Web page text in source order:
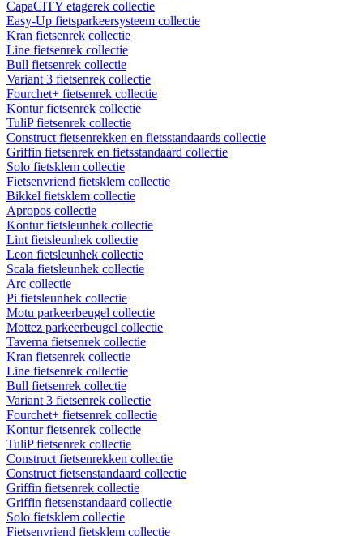
CapaCITY etagerek collectie
Easy-Up fietsparkeersysteem collectie
Kran fietsenrek collectie
Line fietsenrek collectie
Bull fietsenrek collectie
Variant 3 fietsenrek collectie
Fourchet+ fietsenrek collectie
Kontur fietsenrek collectie
TuliP fietsenrek collectie
Construct fietsenrekken en fietsstandaards collectie
Griffin fietsenrek en fietsstandaard collectie
Solo fietsklem collectie
Fietsenvriend fietsklem collectie
Bikkel fietsklem collectie
Apropos collectie
Kontur fietsleunhek collectie
Lint fietsleunhek collectie
Leon fietsleunhek collectie
Scala fietsleunhek collectie
Arc collectie
Pi fietsleunhek collectie
Motu parkeerbeugel collectie
Mottez parkeerbeugel collectie
Taverna fietsenrek collectie
Kran fietsenrek collectie
Line fietsenrek collectie
Bull fietsenrek collectie
Variant 3 fietsenrek collectie
Fourchet+ fietsenrek collectie
Kontur fietsenrek collectie
TuliP fietsenrek collectie
Construct fietsenrekken collectie
Construct fietsenstandaard collectie
Griffin fietsenrek collectie
Griffin fietsenstandaard collectie
Solo fietsklem collectie
Fietsenvriend fietsklem collectie